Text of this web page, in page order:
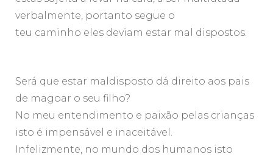
verbalmente, portanto segue o
teu caminho eles deviam estar mal dispostos.
Será que estar maldisposto dá direito aos pais
de magoar o seu filho?
No meu entendimento e paixão pelas crianças
isto é impensável e inaceitável.
Infelizmente, no mundo dos humanos isto